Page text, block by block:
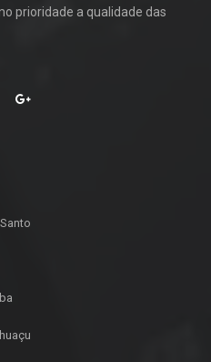
prioridade a qualidade das